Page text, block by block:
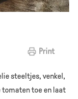
Print
steeltjes, venkel,
tomaten toe en laat